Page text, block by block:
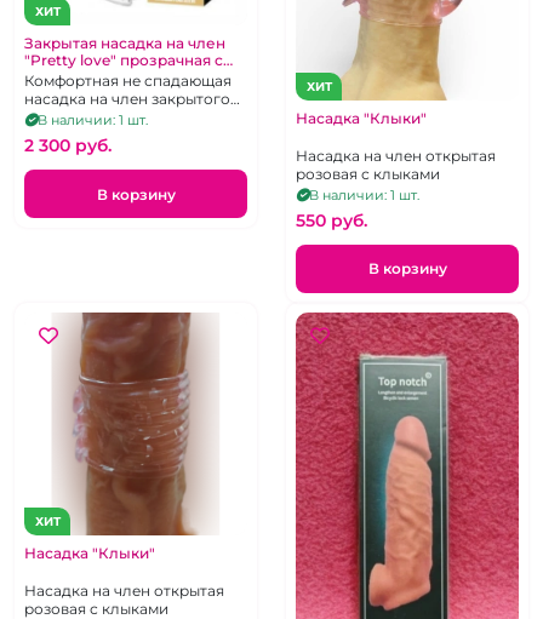
ХИТ
Закрытая насадка на член
"Pretty love" прозрачная с
отверстием для мошонки
Комфортная не спадающая
насадка на член закрытого
типа для увеличения члена в
длину
В наличии: 1 шт.
2 300 pуб.
В корзину
ХИТ
Насадка "Клыки"
Насадка на член открытая
розовая с клыками
В наличии: 1 шт.
550 pуб.
В корзину
ХИТ
Насадка "Клыки"
Насадка на член открытая
розовая с клыками